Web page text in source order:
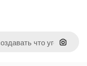
Поиск